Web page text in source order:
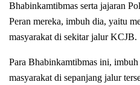
Bhabinkamtibmas serta jajaran
Peran mereka, imbuh dia, yaitu
masyarakat di sekitar jalur KCJB.
Para Bhabinkamtibmas ini,
masyarakat di sepanjang jalur